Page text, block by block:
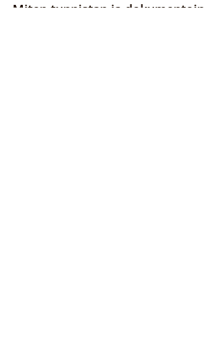
Miten tunnistan ja dokumentoin